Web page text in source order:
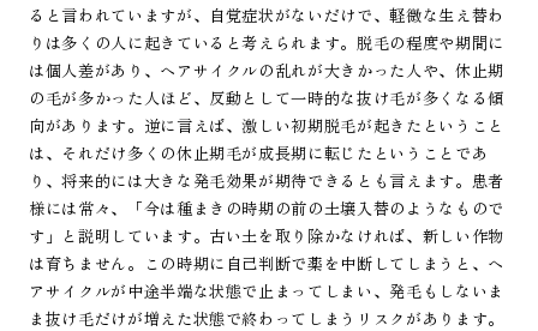
ると言われていますが、自覚症状がないだけで、軽微な生え替わ
りは多くの人に起きていると考えられます。脱毛の程度や期間に
は個人差があり、ヘアサイクルの乱れが大きかった人や、休止期
の毛が多かった人ほど、反動として一時的な抜け毛が多くなる傾
向があります。逆に言えば、激しい初期脱毛が起きたということ
は、それだけ多くの休止期毛が成長期に転じたということであ
り、将来的には大きな発毛効果が期待できるとも言えます。患者
様には常々、「今は種まきの時期の前の土壌入替のようなもので
す」と説明しています。古い土を取り除かなければ、新しい作物
は育ちません。この時期に自己判断で薬を中断してしまうと、ヘ
アサイクルが中途半端な状態で止まってしまい、発毛もしないま
ま抜け毛だけが増えた状態で終わってしまうリスクがあります。